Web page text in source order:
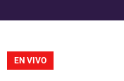
EN VIVO